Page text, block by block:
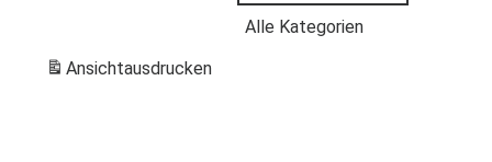
Alle Kategorien
Ansichtausdrucken